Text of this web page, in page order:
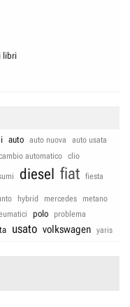
libri
auto auto nuova
auto usata
automatico clio
diesel fiat fiesta
hybrid mercedes
metano
polo
problema
usato volkswagen yaris